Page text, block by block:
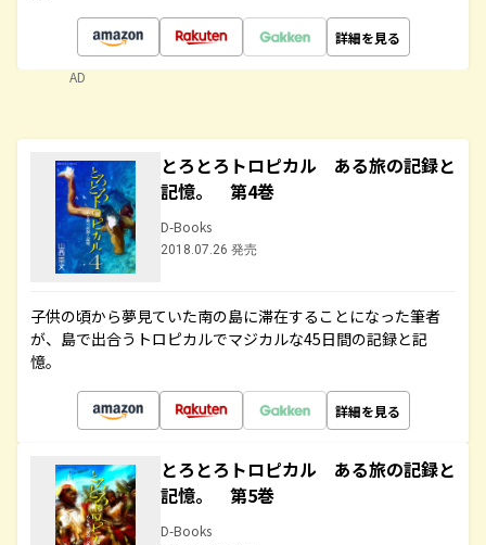
詳細を見る
AD
とろとろトロピカル ある旅の記録と
記憶。 第4巻
D-Books
2018.07.26 発売
子供の頃から夢見ていた南の島に滞在することになった筆者
が、島で出合うトロピカルでマジカルな45日間の記録と記
憶。
詳細を見る
とろとろトロピカル ある旅の記録と
記憶。 第5巻
D-Books